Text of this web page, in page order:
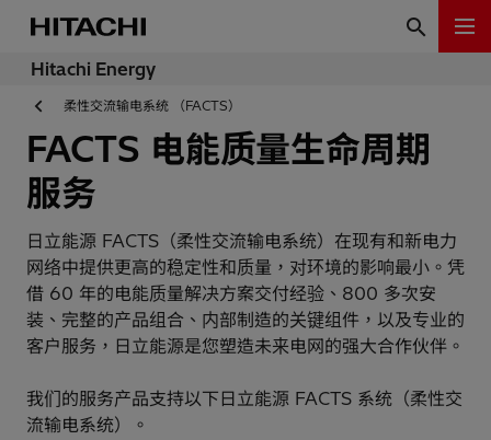
Hitachi Energy
柔性交流输电系统 （FACTS）
FACTS 电能质量生命周期
服务
日立能源 FACTS（柔性交流输电系统）在现有和新电力
网络中提供更高的稳定性和质量，对环境的影响最小。凭
借 60 年的电能质量解决方案交付经验、800 多次安
装、完整的产品组合、内部制造的关键组件，以及专业的
客户服务，日立能源是您塑造未来电网的强大合作伙伴。
我们的服务产品支持以下日立能源 FACTS 系统（柔性交
流输电系统）。